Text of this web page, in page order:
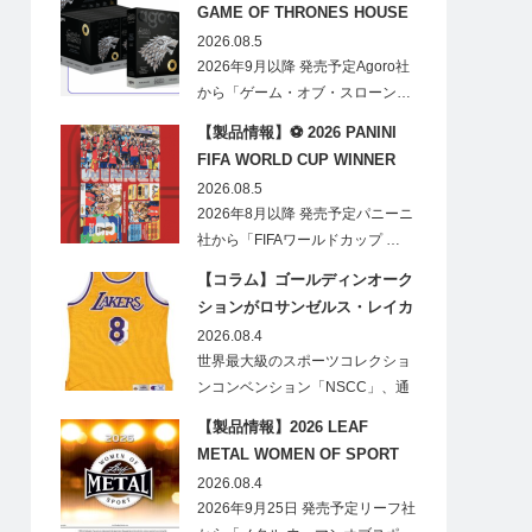
GAME OF THRONES HOUSE
STARK BLIND BOX
2026.08.5
2026年9月以降 発売予定Agoro社
から「ゲーム・オブ・スローン…
【製品情報】⚽ 2026 PANINI
FIFA WORLD CUP WINNER
STICKER POSTER
2026.08.5
2026年8月以降 発売予定パニーニ
社から「FIFAワールドカップ …
【コラム】ゴールディンオーク
ションがロサンゼルス・レイカ
ーズのオフィシャルオークショ
ンスポンサーに！
2026.08.4
世界最大級のスポーツコレクショ
ンコンベンション「NSCC」、通
【製品情報】2026 LEAF
METAL WOMEN OF SPORT
HOBBY
2026.08.4
2026年9月25日 発売予定リーフ社